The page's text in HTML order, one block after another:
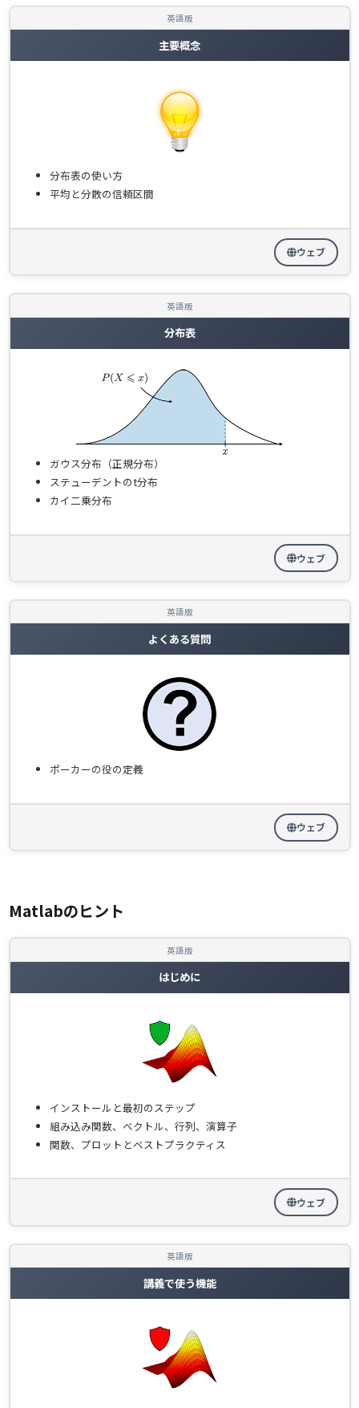
英語版
主要概念
分布表の使い方
平均と分散の信頼区間
ウェブ
英語版
分布表
ガウス分布（正規分布）
ステューデントのt分布
カイ二乗分布
ウェブ
英語版
よくある質問
ポーカーの役の定義
ウェブ
Matlabのヒント
英語版
はじめに
インストールと最初のステップ
組み込み関数、ベクトル、行列、演算子
関数、プロットとベストプラクティス
ウェブ
英語版
講義で使う機能